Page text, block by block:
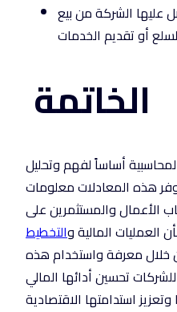
عليها الشركة من بيع
أو تقديم الخدمات
الخاتمة
أساساً لفهم وتحليل
هذه المعادلات معلومات
الأعمال والمستثمرين على
العمليات المالية والتخطيط
خلال معرفة واستخدام هذه
تحسين أدائها المالي